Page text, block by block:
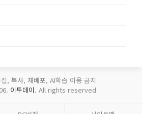
, 복사, 재배포, AI학습 이용 금지
이투데이. All rights reserved